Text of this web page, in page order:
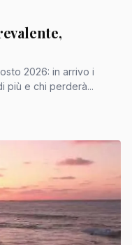
2026: in arrivo i
più e chi perderà...